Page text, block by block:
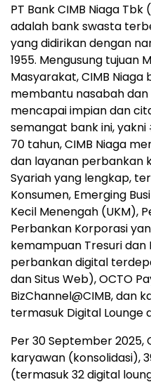
PT Bank CIMB Niaga Tbk
adalah bank swasta
yang didirikan dengan
1955. Mengusung tujuan
Masyarakat, CIMB
membantu nasabah
mencapai impian dan
semangat bank ini,
70 tahun, CIMB Niaga
dan layanan perbankan
Syariah yang lengkap,
Konsumen, Emerging
Kecil Menengah (UKM),
Perbankan Korporasi
kemampuan Tresuri dan
perbankan digital
dan Situs Web), OCTO
BizChannel@CIMB, dan
termasuk Digital Lounge
Per 30 September 2025,
karyawan (konsolidasi),
(termasuk 32 digital